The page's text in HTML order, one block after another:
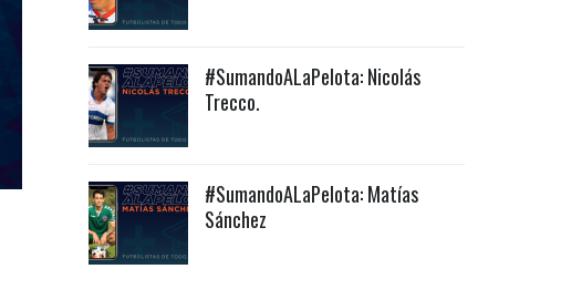
#SumandoALaPelota: Nicolás
Trecco.
#SumandoALaPelota: Matías
Sánchez